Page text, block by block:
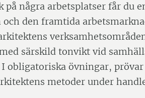
på några arbetsplatser får du
den framtida
särskild tonvikt vid
obligatoriska övningar, prövar
metoder under